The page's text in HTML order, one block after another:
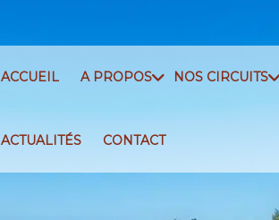
ACCUEIL A PROPOS NOS CIRCUITS
ACTUALITÉS CONTACT